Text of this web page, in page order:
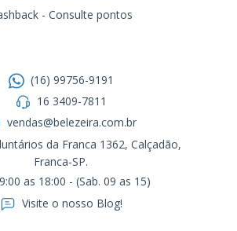
- Consulte pontos
(16) 99756-9191
16 3409-7811
vendas@belezeira.com.br
da Franca 1362, Calçadão,
Franca-SP.ㅤㅤㅤㅤㅤㅤㅤㅤㅤㅤㅤ
as 18:00 - (Sab. 09 as 15)
Visite o nosso Blog!